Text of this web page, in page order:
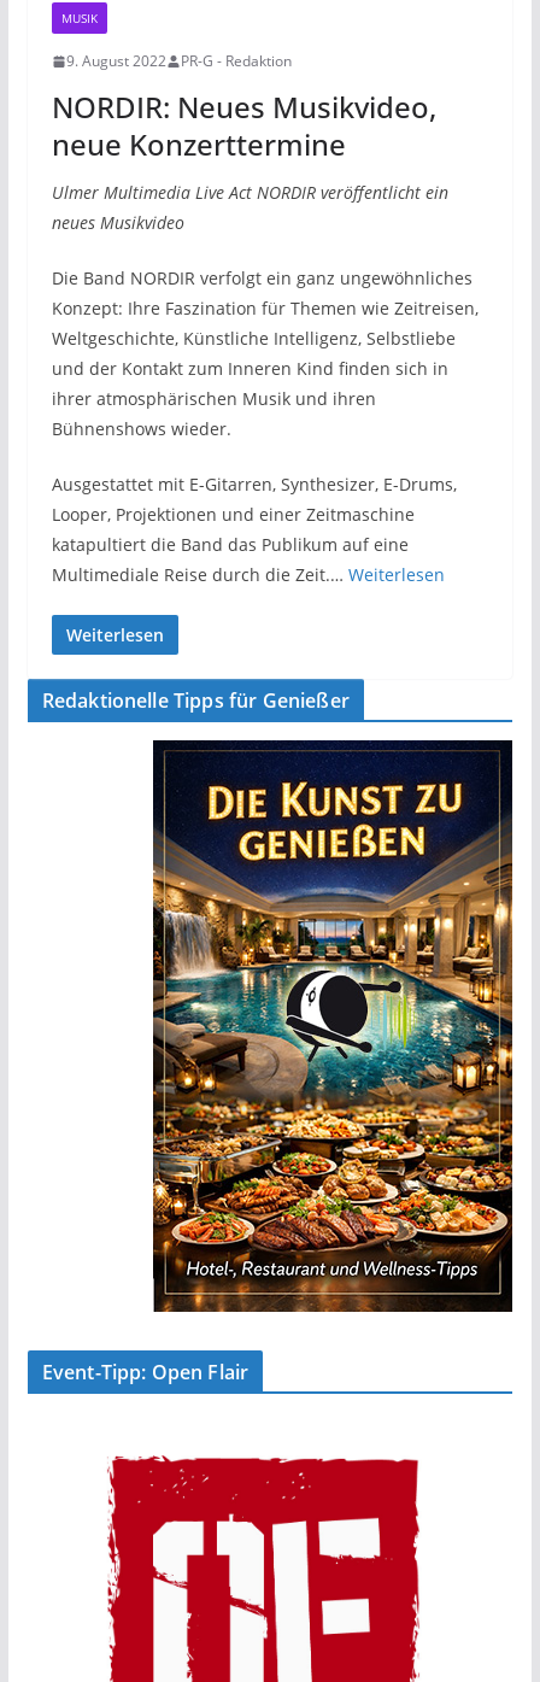
MUSIK
9. August 2022 PR-G - Redaktion
NORDIR: Neues Musikvideo,
neue Konzerttermine
Ulmer Multimedia Live Act NORDIR veröffentlicht ein
neues Musikvideo
Die Band NORDIR verfolgt ein ganz ungewöhnliches
Konzept: Ihre Faszination für Themen wie Zeitreisen,
Weltgeschichte, Künstliche Intelligenz, Selbstliebe
und der Kontakt zum Inneren Kind finden sich in
ihrer atmosphärischen Musik und ihren
Bühnenshows wieder.
Ausgestattet mit E-Gitarren, Synthesizer, E-Drums,
Looper, Projektionen und einer Zeitmaschine
katapultiert die Band das Publikum auf eine
Multimediale Reise durch die Zeit.… Weiterlesen
Weiterlesen
Redaktionelle Tipps für Genießer
Event-Tipp: Open Flair